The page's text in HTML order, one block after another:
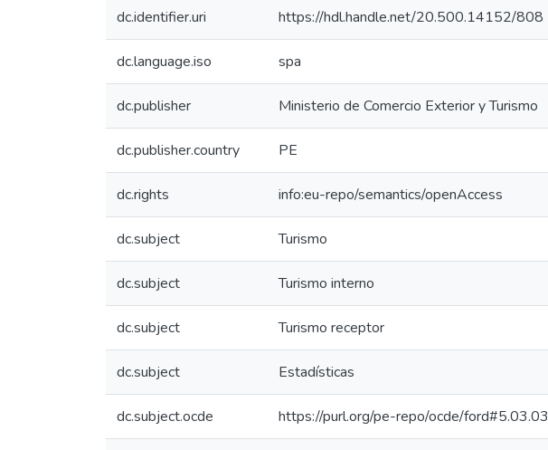
dc.identifier.uri https://hdl.handle.net/20.500.14152/808
dc.language.iso spa
dc.publisher Ministerio de Comercio Exterior y Turismo
dc.publisher.country PE
dc.rights info:eu-repo/semantics/openAccess
dc.subject Turismo
dc.subject Turismo interno
dc.subject Turismo receptor
dc.subject Estadísticas
dc.subject.ocde https://purl.org/pe-repo/ocde/ford#5.03.03